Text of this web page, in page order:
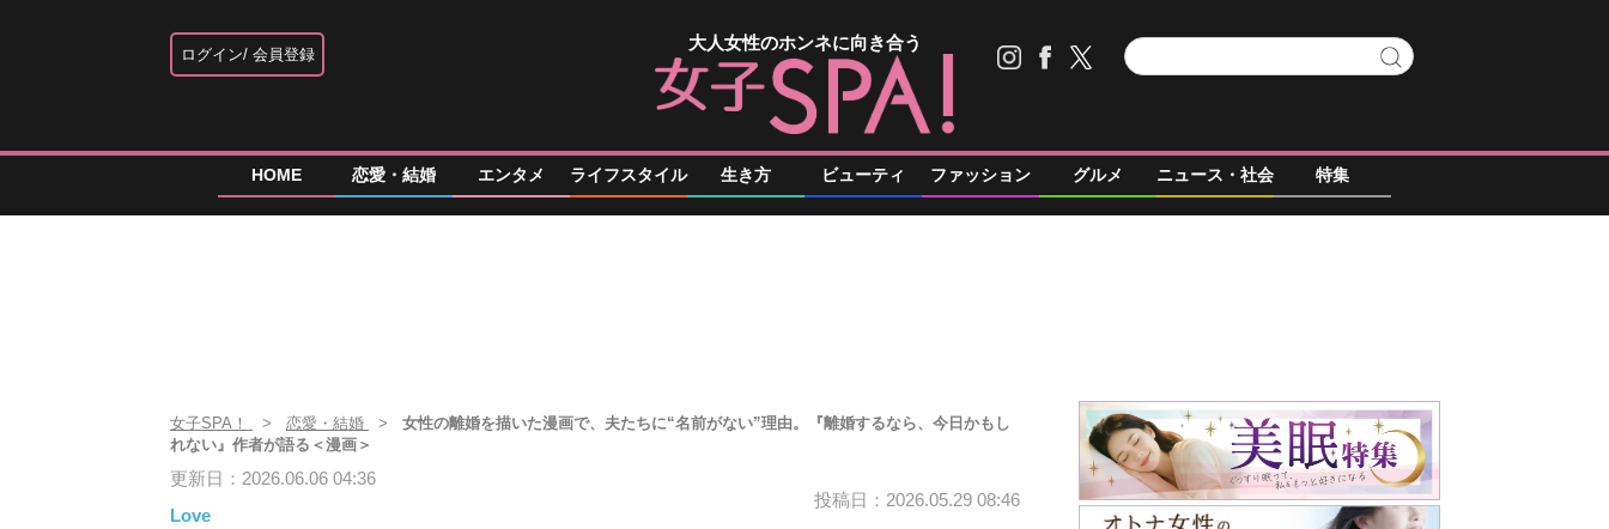
ログイン 会員登録
大人女性のホンネに向き合う
HOME 恋愛・結婚 エンタメ ライフスタイル 生き方 ビューティ ファッション グルメ ニュース・社会 特集
女子SPA！ 恋愛・結婚
女性の離婚を描いた漫画で、夫たちに“名前がない”理由。『離婚するなら、今日かもし
れない』作者が語る＜漫画＞
更新日：2026.06.06 04:36
Love
投稿日：2026.05.29 08:46